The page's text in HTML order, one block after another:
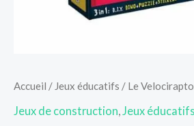
Accueil / Jeux éducatifs / Le
Jeux de construction,Jeux éducatifs